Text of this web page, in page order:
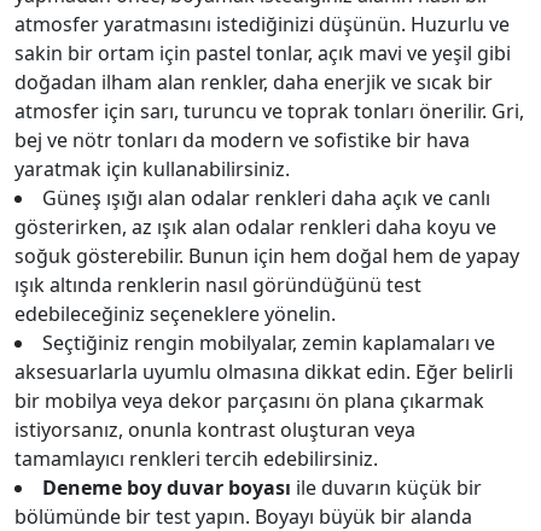
atmosfer yaratmasını istediğinizi düşünün. Huzurlu ve
sakin bir ortam için pastel tonlar, açık mavi ve yeşil gibi
doğadan ilham alan renkler, daha enerjik ve sıcak bir
atmosfer için sarı, turuncu ve toprak tonları önerilir. Gri,
bej ve nötr tonları da modern ve sofistike bir hava
yaratmak için kullanabilirsiniz.
Güneş ışığı alan odalar renkleri daha açık ve canlı
gösterirken, az ışık alan odalar renkleri daha koyu ve
soğuk gösterebilir. Bunun için hem doğal hem de yapay
ışık altında renklerin nasıl göründüğünü test
edebileceğiniz seçeneklere yönelin.
Seçtiğiniz rengin mobilyalar, zemin kaplamaları ve
aksesuarlarla uyumlu olmasına dikkat edin. Eğer belirli
bir mobilya veya dekor parçasını ön plana çıkarmak
istiyorsanız, onunla kontrast oluşturan veya
tamamlayıcı renkleri tercih edebilirsiniz.
Deneme boy duvar boyası ile duvarın küçük bir
bölümünde bir test yapın. Boyayı büyük bir alanda